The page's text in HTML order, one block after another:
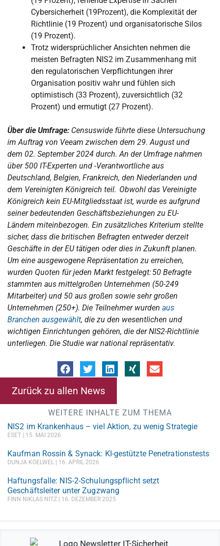
Cybersicherheit (19Prozent), die Komplexität der
Richtlinie (19 Prozent) und organisatorische Silos
(19 Prozent).
Trotz widersprüchlicher Ansichten nehmen die
meisten Befragten NIS2 im Zusammenhang mit
den regulatorischen Verpflichtungen ihrer
Organisation positiv wahr und fühlen sich
optimistisch (33 Prozent), zuversichtlich (32
Prozent) und ermutigt (27 Prozent).
Über die Umfrage: Censuswide führte diese Untersuchung
im Auftrag von Veeam zwischen dem 29. August und
dem 02. September 2024 durch. An der Umfrage nahmen
über 500 IT-Experten und -Verantwortliche aus
Deutschland, Belgien, Frankreich, den Niederlanden und
dem Vereinigten Königreich teil. Obwohl das Vereinigte
Königreich kein EU-Mitgliedsstaat ist, wurde es aufgrund
seiner bedeutenden Geschäftsbeziehungen zu EU-
Ländern miteinbezogen. Ein zusätzliches Kriterium stellte
sicher, dass die britischen Befragten entweder derzeit
Geschäfte in der EU tätigen oder dies in Zukunft planen.
Um eine ausgewogene Repräsentation zu erreichen,
wurden Quoten für jeden Markt festgelegt: 50 Befragte
stammten aus mittelgroßen Unternehmen (50-249
Mitarbeiter) und 50 aus großen sowie sehr großen
Unternehmen (250+). Die Teilnehmer wurden aus
Branchen ausgewählt, die zu den wesentlichen und
wichtigen Einrichtungen gehören, die der NIS2-Richtlinie
unterliegen. Die Studie war national repräsentativ.
Zurück zu allen News
WEITERE INHALTE ZUM THEMA
NIS2 im Krankenhaus – viel Aktion, zu wenig Strategie
ESET 15. MAI 2026
Kaufman Rossin & Synack: KI-gestützte Penetrationstests
DUNJA KOELWEL 16. APRIL 2026
Haftungsfalle: NIS-2-Schulungspflicht setzt
Geschäftsleiter unter Zugzwang
FINN NIKLAS NITZ 16. DEZEMBER 2025